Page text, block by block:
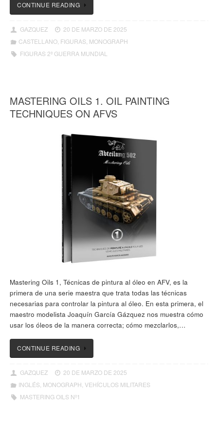
CONTINUE READING
GAZQUEZ
20 DE MARZO DE 2025
CASTELLANO, FIGURAS MONOGRAPH
FIGURAS 2ª GUERRA MUNDIAL
MASTERING OILS 1. OIL PAINTING
TECHNIQUES ON AFVS
Mastering Oils 1, Técnicas de pintura al óleo en AFV, es la
primera de una serie maestra que trata todas las técnicas
necesarias para controlar la pintura al óleo. En esta primera, el
maestro modelista Joaquín García Gázquez nos muestra cómo
usar los óleos de la manera correcta; cómo mezclarlos,…
CONTINUE READING
GAZQUEZ
20 DE MARZO DE 2025
INGLÉS MONOGRAPH VEHÍCULOS MILITARES
MASTERING OILS Nº1